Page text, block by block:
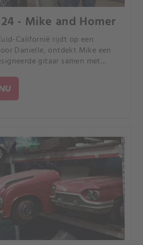
- Mike and Homer
Californië rijdt op een
Danielle, ontdekt Mike een
gitaar samen met
Simpsons.